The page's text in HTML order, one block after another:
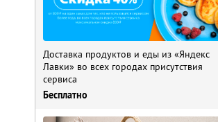
Доставка продуктов и еды из «Яндекс
Лавки» во всех городах присутствия
сервиса
Бесплатно